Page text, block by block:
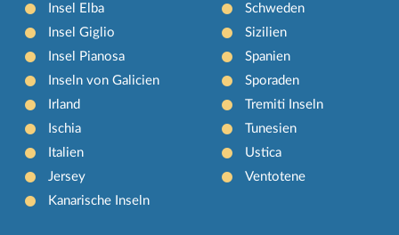
Insel Elba
Insel Giglio
Insel Pianosa
Inseln von Galicien
Irland
Ischia
Italien
Jersey
Kanarische Inseln
Schweden
Sizilien
Spanien
Sporaden
Tremiti Inseln
Tunesien
Ustica
Ventotene